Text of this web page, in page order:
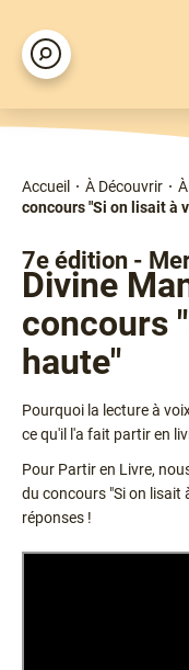
Aller
au
contenu
principal
Rechercher
d'Ariane
Accueil À Découvrir
concours "Si on lisait à
Type
7e édition -
Divine
concours
haute"
Chapô
Pourquoi la lecture à
ce qu'il l'a fait partir en
Pour Partir en Livre,
du concours "Si on lisait
réponses !